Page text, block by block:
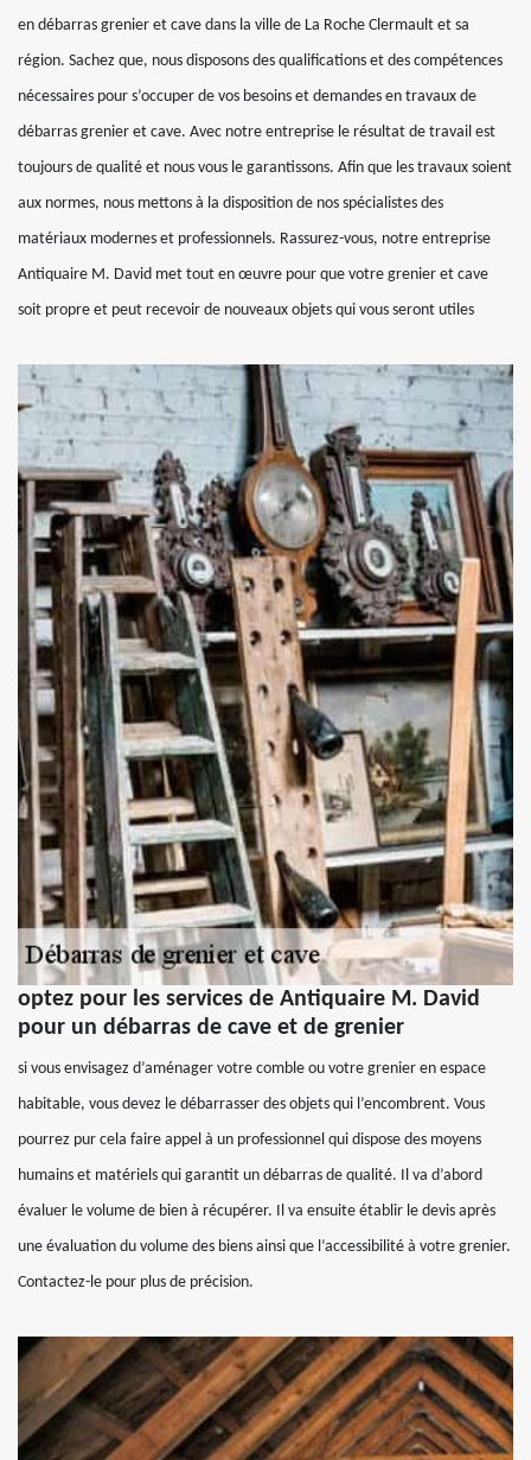
en débarras grenier et cave dans la ville de La Roche Clermault et sa
région. Sachez que, nous disposons des qualifications et des compétences
nécessaires pour s’occuper de vos besoins et demandes en travaux de
débarras grenier et cave. Avec notre entreprise le résultat de travail est
toujours de qualité et nous vous le garantissons. Afin que les travaux soient
aux normes, nous mettons à la disposition de nos spécialistes des
matériaux modernes et professionnels. Rassurez-vous, notre entreprise
Antiquaire M. David met tout en œuvre pour que votre grenier et cave
soit propre et peut recevoir de nouveaux objets qui vous seront utiles
optez pour les services de Antiquaire M. David
pour un débarras de cave et de grenier
si vous envisagez d’aménager votre comble ou votre grenier en espace
habitable, vous devez le débarrasser des objets qui l’encombrent. Vous
pourrez pur cela faire appel à un professionnel qui dispose des moyens
humains et matériels qui garantit un débarras de qualité. Il va d’abord
évaluer le volume de bien à récupérer. Il va ensuite établir le devis après
une évaluation du volume des biens ainsi que l’accessibilité à votre grenier.
Contactez-le pour plus de précision.